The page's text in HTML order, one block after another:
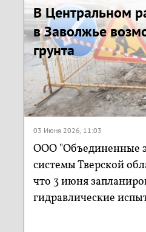
В Центральном
в Заволжье
грунта
03 Июня 2026, 11:03
ООО "Объединенные
системы Тверской
что 3 июня
гидравлические